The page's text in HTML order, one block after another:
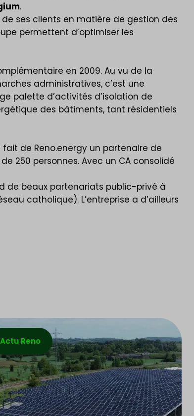
.
ses clients en matière de gestion des
permettent d’optimiser les
en 2009. Au vu de la
administratives, c’est une
palette d’activités d’isolation de
des bâtiments, tant résidentiels
de Reno.energy un partenaire de
250 personnes. Avec un CA consolidé
de beaux partenariats public-privé à
catholique). L’entreprise a d’ailleurs
Actu Reno